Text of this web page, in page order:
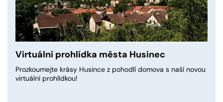
Virtuální prohlídka města Husinec
Prozkoumejte krásy Husince z pohodlí domova s naší novou
virtuální prohlídkou!